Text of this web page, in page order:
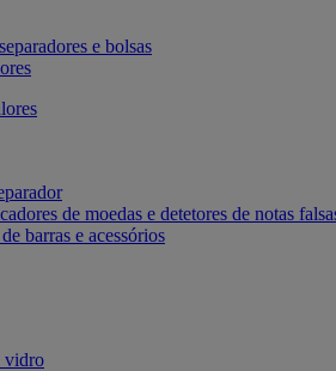
e bolsas
de moedas e detetores de notas
barras e acessórios
vidro